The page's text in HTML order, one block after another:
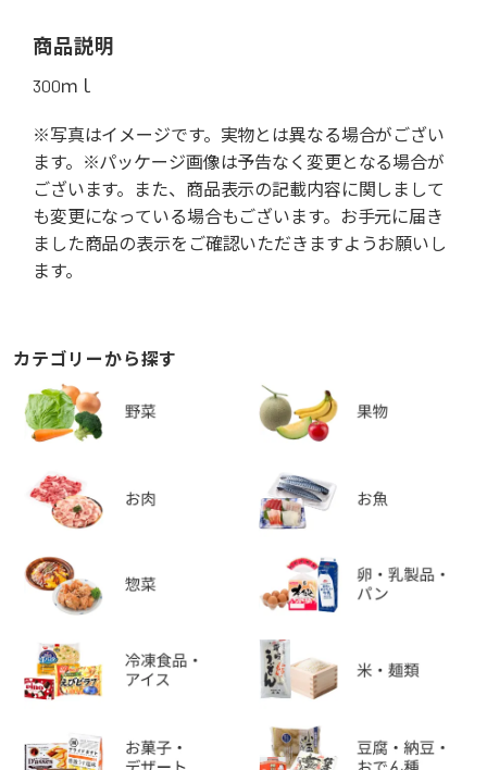
商品説明
300ｍｌ
※写真はイメージです。実物とは異なる場合がござい
ます。※パッケージ画像は予告なく変更となる場合が
ございます。また、商品表示の記載内容に関しまして
も変更になっている場合もございます。お手元に届き
ました商品の表示をご確認いただきますようお願いし
ます。
カテゴリーから探す